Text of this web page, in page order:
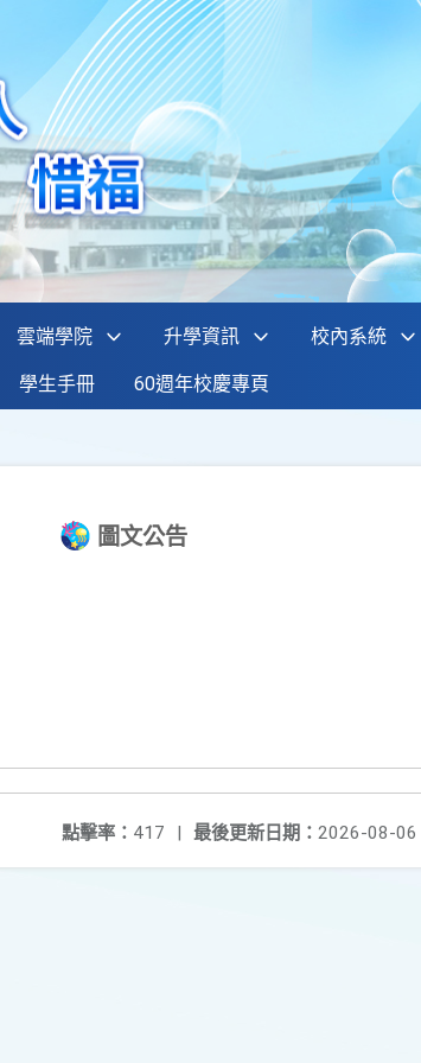
雲端學院 升學資訊 校內系統
學生手冊 60週年校慶專頁
圖文公告
最後更新日期： 2026-08-06
點擊率： 417 |